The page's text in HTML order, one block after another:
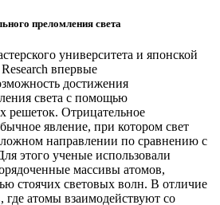
преломления света
университета и японской
впервые
достижения
света с помощью
решеток. Отрицательное
явление, при котором свет
направлении по сравнению с
этого ученые использовали
массивы атомов,
стоячих световых волн. В отличие
атомы взаимодействуют со